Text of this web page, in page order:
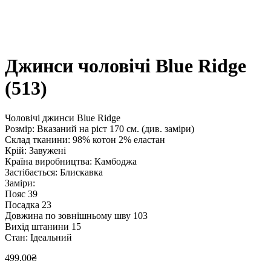
Джинси чоловічі Blue Ridge
(513)
Чоловічі джинси Blue Ridge
Розмір: Вказаний на ріст 170 см. (див. заміри)
Склад тканини: 98% котон 2% еластан
Крій: Завужені
Країна виробництва: Камбоджа
Застібається: Блискавка
Заміри:
Пояс 39
Посадка 23
Довжина по зовнішньому шву 103
Вихід штанини 15
Стан: Ідеальний
499.00₴